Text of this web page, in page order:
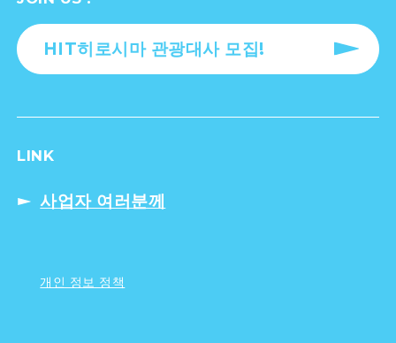
HIT히로시마 관광대사 모집!
LINK
사업자 여러분께
개인 정보 정책